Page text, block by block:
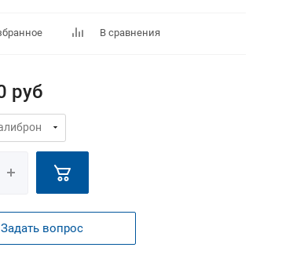
В сравнения
руб
Задать вопрос